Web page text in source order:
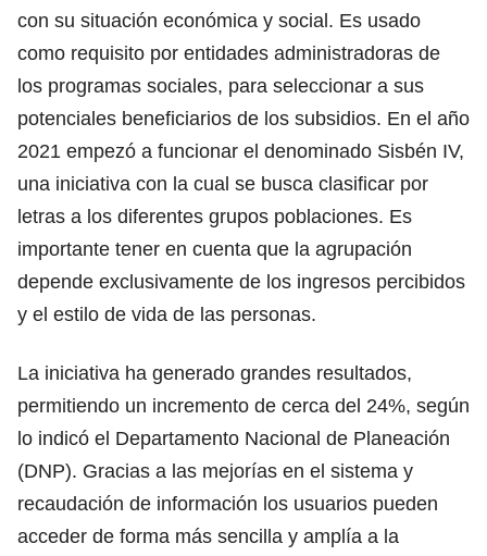
con su situación económica y social. Es usado
como requisito por entidades administradoras de
los programas sociales, para seleccionar a sus
potenciales beneficiarios de los subsidios. En el año
2021 empezó a funcionar el denominado Sisbén IV,
una iniciativa con la cual se busca clasificar por
letras a los diferentes grupos poblaciones. Es
importante tener en cuenta que la agrupación
depende exclusivamente de los ingresos percibidos
y el estilo de vida de las personas.
La iniciativa ha generado grandes resultados,
permitiendo un incremento de cerca del 24%, según
lo indicó el Departamento Nacional de Planeación
(DNP). Gracias a las mejorías en el sistema y
recaudación de información los usuarios pueden
acceder de forma más sencilla y amplía a la